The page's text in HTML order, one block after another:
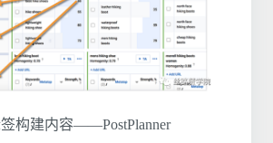
构建内容——PostPlanner